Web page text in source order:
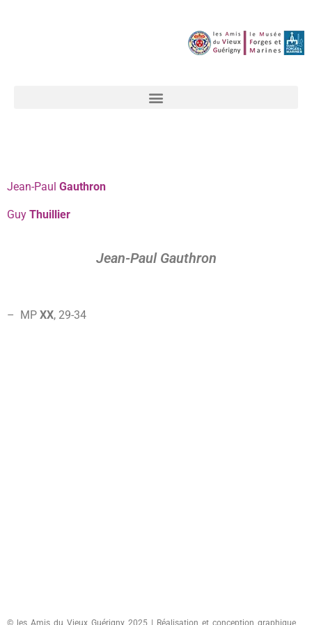
Jean-Paul Gauthron
Guy Thuillier
Jean-Paul Gauthron
– MP XX, 29-34
© les Amis du Vieux Guérigny 2025 | Réalisation et conception graphique